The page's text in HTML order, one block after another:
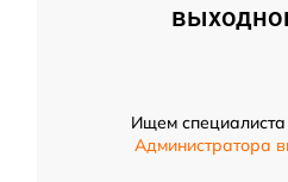
Ищем
Администратора